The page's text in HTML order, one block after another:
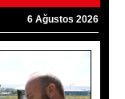
6 Ağustos 2026